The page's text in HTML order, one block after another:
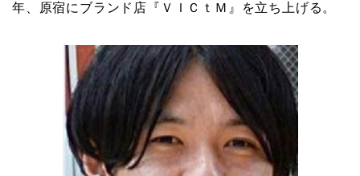
年、原宿にブランド店『ＶＩＣｔＭ』を立ち上げる。